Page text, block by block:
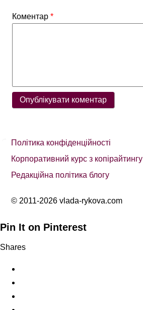
Коментар*
Політика конфіденційності
Корпоративний курс з копірайтингу
Редакційна політика блогу
© 2011-2026 vlada-rykova.com
Pin It on Pinterest
Shares